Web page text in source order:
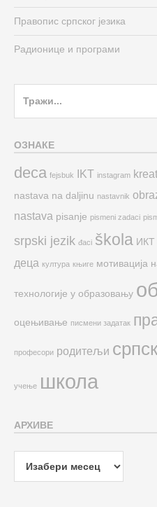
Правопис српског језика
Радионице и програми
ОЗНАКЕ
deca fejsbuk IKT instagram
nastava na daljinu nastavnik
nastava pisanje pismeni zadaci
srpski jezik đaci škola ИКТ
деца култура књиге мотивација
технологије у образовању
оцењивање писмени задатак
професори родитељи
учење школа
АРХИВЕ
Архиве